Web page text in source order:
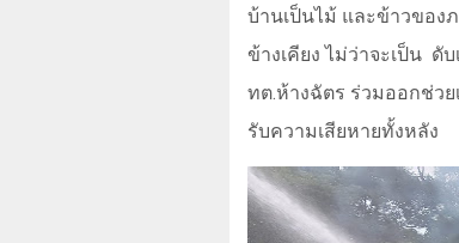
บ้านเป็นไม้ และข้าวของ
ข้างเคียง ไม่ว่าจะเป็น ดับ
ทต.ห้างฉัตร ร่วมออกช่วย
รับความเสียหายทั้งหลัง